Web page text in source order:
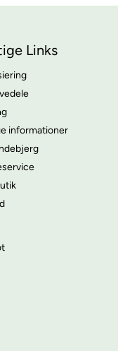
Links
informationer